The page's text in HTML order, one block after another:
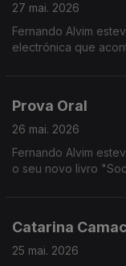
27 mai. 2026
Fernando Alvim
electrónica que
Prova Oral
26 mai. 2026
Fernando Alvim
o seu novo livro
Catarina
25 mai. 2026